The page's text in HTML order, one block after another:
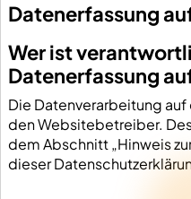
Datenerfassung
Wer ist
Datenerfassung
Die Datenverarbeitung
den Websitebetreiber.
dem Abschnitt „Hinweis
dieser